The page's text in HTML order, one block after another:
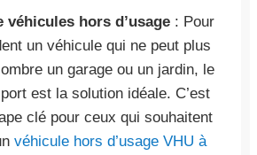
véhicules hors d’usage : Pour
un véhicule qui ne peut plus
un garage ou un jardin, le
est la solution idéale. C’est
clé pour ceux qui souhaitent
véhicule hors d’usage VHU à